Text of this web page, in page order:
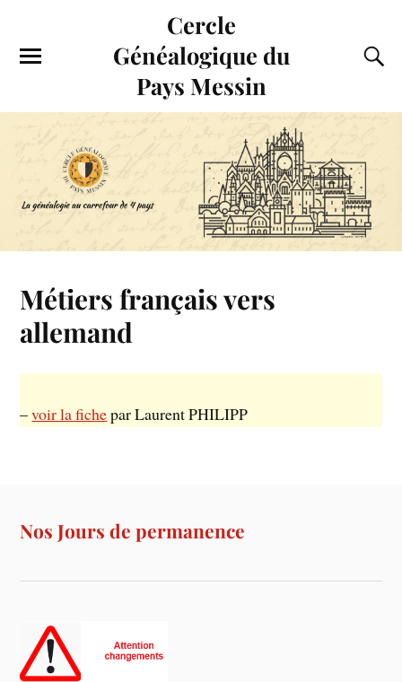
Cercle
Généalogique du
Pays Messin
Métiers français vers
allemand
–voir la fichepar Laurent PHILIPP
Nos Jours de permanence